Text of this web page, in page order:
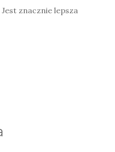
znacznie lepsza